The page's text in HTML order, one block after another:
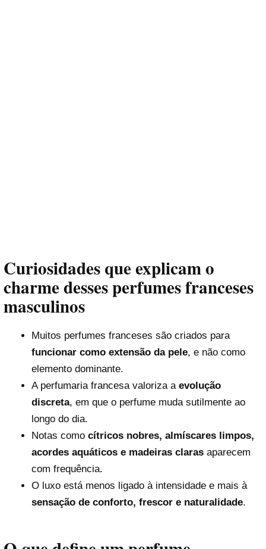
Curiosidades que explicam o
charme desses perfumes franceses
masculinos
Muitos perfumes franceses são criados para
funcionar como extensão da pele, e não como
elemento dominante.
A perfumaria francesa valoriza a evolução
discreta, em que o perfume muda sutilmente ao
longo do dia.
Notas como cítricos nobres, almíscares limpos,
acordes aquáticos e madeiras clarasaparecem
com frequência.
O luxo está menos ligado à intensidade e mais à
sensação de conforto, frescor e naturalidade.